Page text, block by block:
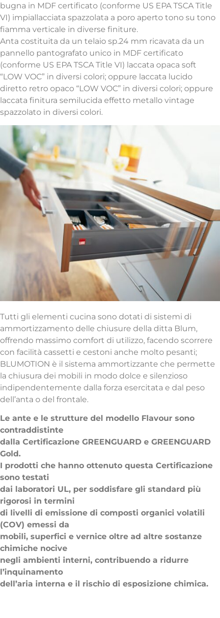
Le ante e le strutture del modello Flavour sono
contraddistinte
dalla Certificazione GREENGUARD e GREENGUARD
Gold.
I prodotti che hanno ottenuto questa Certificazione
sono testati
dai laboratori UL, per soddisfare gli standard più
rigorosi in termini
di livelli di emissione di composti organici volatili
(COV) emessi da
mobili, superfici e vernice oltre ad altre sostanze
chimiche nocive
negli ambienti interni, contribuendo a ridurre
l’inquinamento
dell’aria interna e il rischio di esposizione chimica.
Tutti gli elementi cucina sono dotati di sistemi di
ammortizzamento delle chiusure della ditta Blum,
offrendo massimo comfort di utilizzo, facendo scorrere
con facilità cassetti e cestoni anche molto pesanti;
BLUMOTION è il sistema ammortizzante che permette
la chiusura dei mobili in modo dolce e silenzioso
indipendentemente dalla forza esercitata e dal peso
dell’anta o del frontale.
bugna in MDF certificato (conforme US EPA TSCA Title
VI) impiallacciata spazzolata a poro aperto tono su tono
fiamma verticale in diverse finiture.
Anta costituita da un telaio sp.24 mm ricavata da un
pannello pantografato unico in MDF certificato
(conforme US EPA TSCA Title VI) laccata opaca soft
“LOW VOC” in diversi colori; oppure laccata lucido
diretto retro opaco “LOW VOC” in diversi colori; oppure
laccata finitura semilucida effetto metallo vintage
spazzolato in diversi colori.